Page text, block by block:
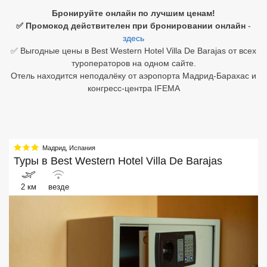
Бронируйте онлайн по лучшим ценам!
✅ Промокод действителен при бронировании онлайн -
здесь
✅ Выгодные цены в Best Western Hotel Villa De Barajas от всех
туроператоров на одном сайте.
Отель находится неподалёку от аэропорта Мадрид-Барахас и
конгресс-центра IFEMA
Мадрид, Испания
Туры в Best Western Hotel Villa De Barajas
2 км везде
Египет
Куба
Северный Гоа
Южный Гоа